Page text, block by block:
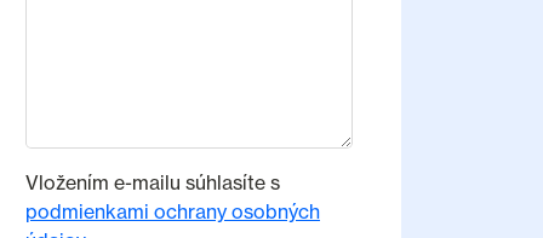
Vložením e-mailu súhlasíte s
podmienkami ochrany osobných